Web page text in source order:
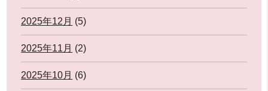
2025年12月 (5)
2025年11月 (2)
2025年10月 (6)